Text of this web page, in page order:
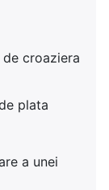
croaziera
plata
a unei